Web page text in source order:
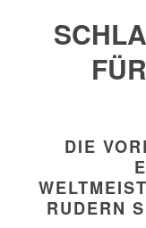
DIE
RUDERN